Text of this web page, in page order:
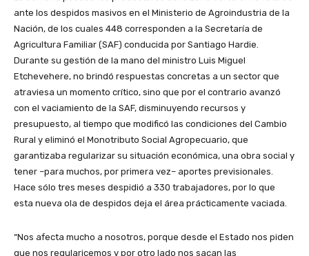
ante los despidos masivos en el Ministerio de Agroindustria de la
Nación, de los cuales 448 corresponden a la Secretaría de
Agricultura Familiar (SAF) conducida por Santiago Hardie.
Durante su gestión de la mano del ministro Luis Miguel
Etchevehere, no brindó respuestas concretas a un sector que
atraviesa un momento crítico, sino que por el contrario avanzó
con el vaciamiento de la SAF, disminuyendo recursos y
presupuesto, al tiempo que modificó las condiciones del Cambio
Rural y eliminó el Monotributo Social Agropecuario, que
garantizaba regularizar su situación económica, una obra social y
tener –para muchos, por primera vez– aportes previsionales.
Hace sólo tres meses despidió a 330 trabajadores, por lo que
esta nueva ola de despidos deja el área prácticamente vaciada.
“Nos afecta mucho a nosotros, porque desde el Estado nos piden
que nos regularicemos y por otro lado nos sacan las